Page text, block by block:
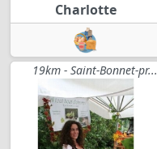
Charlotte
19km - Saint-Bonnet-pr...